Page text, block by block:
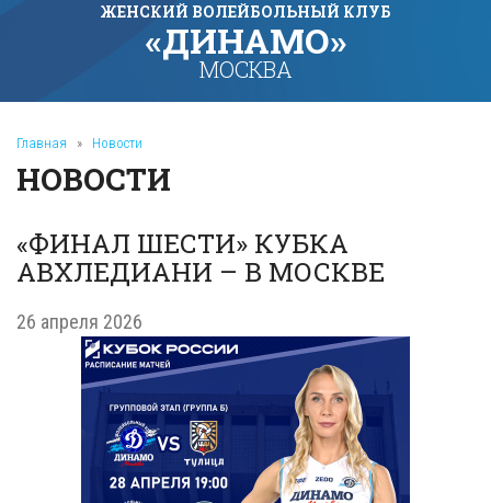
ЖЕНСКИЙ ВОЛЕЙБОЛЬНЫЙ КЛУБ
«ДИНАМО»
МОСКВА
Главная » Новости
НОВОСТИ
«ФИНАЛ ШЕСТИ» КУБКА
АВХЛЕДИАНИ – В МОСКВЕ
26 апреля 2026